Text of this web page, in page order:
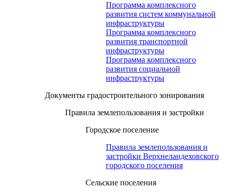
Программа комплексного
развития систем коммунальной
инфраструктуры
Программа комплексного
развития транспортной
инфраструктуры
Программа комплексного
развития социальной
инфраструктуры
Документы градостроительного зонирования
Правила землепользования и застройки
Городское поселение
Правила землепользования и
застройки Верхнеландеховского
городского поселения
Сельские поселения